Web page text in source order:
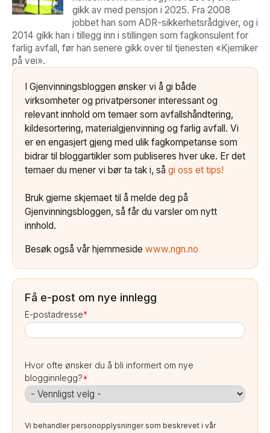
gikk av med pensjon i 2025. Fra 2008
jobbet han som ADR-sikkerhetsrådgiver, og i
2014 gikk han i tillegg inn i stillingen som fagkonsulent for
farlig avfall, før han senere gikk over til tjenesten «Kjemiker
på vei».
I Gjenvinningsbloggen ønsker vi å gi både
virksomheter og privatpersoner interessant og
relevant innhold om temaer som avfallshåndtering,
kildesortering, materialgjenvinning og farlig avfall. Vi
er en engasjert gjeng med ulik fagkompetanse som
bidrar til bloggartikler som publiseres hver uke. Er det
temaer du mener vi bør ta tak i, så gi oss et tips!
Bruk gjerne skjemaet til å melde deg på
Gjenvinningsbloggen, så får du varsler om nytt
innhold.
Besøk også vår hjemmeside www.ngn.no
Få e-post om nye innlegg
E-postadresse*
Hvor ofte ønsker du å bli informert om nye
blogginnlegg?*
Vi behandler personopplysninger som beskrevet i vår